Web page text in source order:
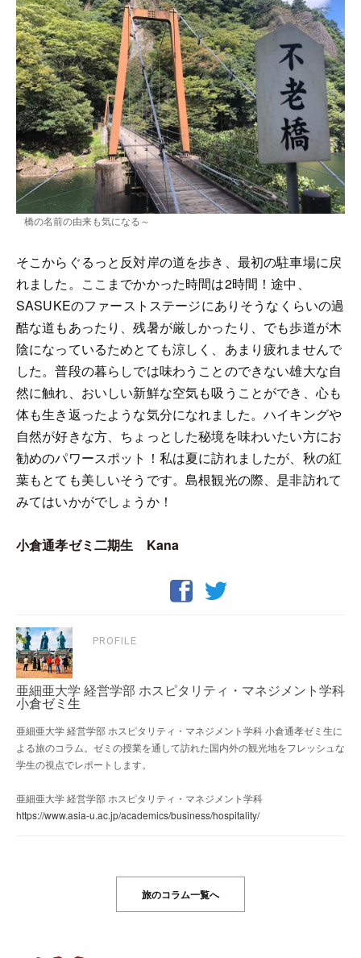
橋の名前の由来も気になる～
そこからぐるっと反対岸の道を歩き、最初の駐車場に戻
れました。ここまでかかった時間は2時間！途中、
SASUKEのファーストステージにありそうなくらいの過
酷な道もあったり、残暑が厳しかったり、でも歩道が木
陰になっているためとても涼しく、あまり疲れませんで
した。普段の暮らしでは味わうことのできない雄大な自
然に触れ、おいしい新鮮な空気も吸うことができ、心も
体も生き返ったような気分になれました。ハイキングや
自然が好きな方、ちょっとした秘境を味わいたい方にお
勧めのパワースポット！私は夏に訪れましたが、秋の紅
葉もとても美しいそうです。島根観光の際、是非訪れて
みてはいかがでしょうか！
小倉通孝ゼミ二期生 Kana
PROFILE
亜細亜大学 経営学部 ホスピタリティ・マネジメント学科
小倉ゼミ生
亜細亜大学 経営学部 ホスピタリティ・マネジメント学科 小倉通孝ゼミ生に
よる旅のコラム。ゼミの授業を通して訪れた国内外の観光地をフレッシュな
学生の視点でレポートします。
亜細亜大学 経営学部 ホスピタリティ・マネジメント学科
https://www.asia-u.ac.jp/academics/business/hospitality/
旅のコラム一覧へ